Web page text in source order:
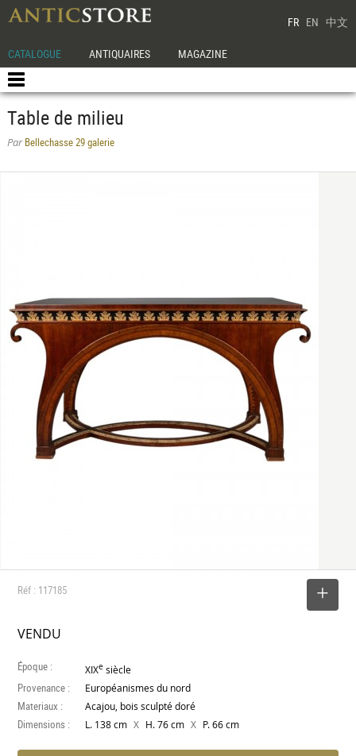
FR EN 中文
CATALOGUE ANTIQUAIRES MAGAZINE
Table de milieu
ParBellechasse 29 galerie
Réf : 117185
VENDU
Époque : XIXe siècle
Provenance : Européanismes du nord
Materiaux : Acajou, bois sculpté doré
Dimensions : L. 138 cm X H. 76 cm X P. 66 cm